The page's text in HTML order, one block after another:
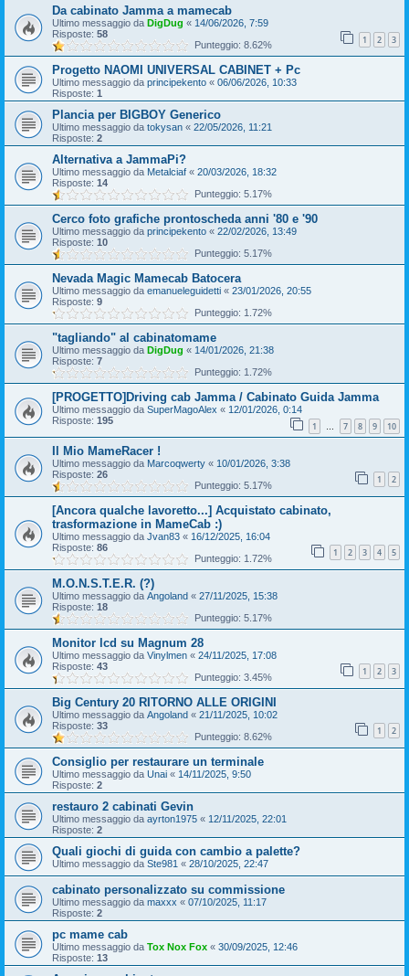
Da cabinato Jamma a mamecab
Ultimo messaggio da DigDug « 14/06/2026, 7:59
Risposte: 58 1 2 3
Punteggio: 8.62%
Progetto NAOMI UNIVERSAL CABINET + Pc
Ultimo messaggio da principekento « 06/06/2026, 10:33
Risposte: 1
Plancia per BIGBOY Generico
Ultimo messaggio da tokysan « 22/05/2026, 11:21
Risposte: 2
Alternativa a JammaPi?
Ultimo messaggio da Metalciaf « 20/03/2026, 18:32
Risposte: 14
Punteggio: 5.17%
Cerco foto grafiche prontoscheda anni '80 e '90
Ultimo messaggio da principekento « 22/02/2026, 13:49
Risposte: 10
Punteggio: 5.17%
Nevada Magic Mamecab Batocera
Ultimo messaggio da emanueleguidetti « 23/01/2026, 20:55
Risposte: 9
Punteggio: 1.72%
"tagliando" al cabinatomame
Ultimo messaggio da DigDug « 14/01/2026, 21:38
Risposte: 7
Punteggio: 1.72%
[PROGETTO]Driving cab Jamma / Cabinato Guida Jamma
Ultimo messaggio da SuperMagoAlex « 12/01/2026, 0:14
Risposte: 195 1 … 7 8 9 10
Il Mio MameRacer !
Ultimo messaggio da Marcoqwerty « 10/01/2026, 3:38
Risposte: 26 1 2
Punteggio: 5.17%
[Ancora qualche lavoretto...] Acquistato cabinato,
trasformazione in MameCab :)
Ultimo messaggio da Jvan83 « 16/12/2025, 16:04
Risposte: 86 1 2 3 4 5
Punteggio: 1.72%
M.O.N.S.T.E.R. (?)
Ultimo messaggio da Angoland « 27/11/2025, 15:38
Risposte: 18
Punteggio: 5.17%
Monitor lcd su Magnum 28
Ultimo messaggio da Vinylmen « 24/11/2025, 17:08
Risposte: 43 1 2 3
Punteggio: 3.45%
Big Century 20 RITORNO ALLE ORIGINI
Ultimo messaggio da Angoland « 21/11/2025, 10:02
Risposte: 33 1 2
Punteggio: 8.62%
Consiglio per restaurare un terminale
Ultimo messaggio da Unai « 14/11/2025, 9:50
Risposte: 2
restauro 2 cabinati Gevin
Ultimo messaggio da ayrton1975 « 12/11/2025, 22:01
Risposte: 2
Quali giochi di guida con cambio a palette?
Ultimo messaggio da Ste981 « 28/10/2025, 22:47
cabinato personalizzato su commissione
Ultimo messaggio da maxxx « 07/10/2025, 11:17
Risposte: 2
pc mame cab
Ultimo messaggio da Tox Nox Fox « 30/09/2025, 12:46
Risposte: 13